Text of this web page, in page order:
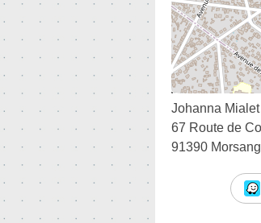
Johanna Mialet
67 Route de
91390